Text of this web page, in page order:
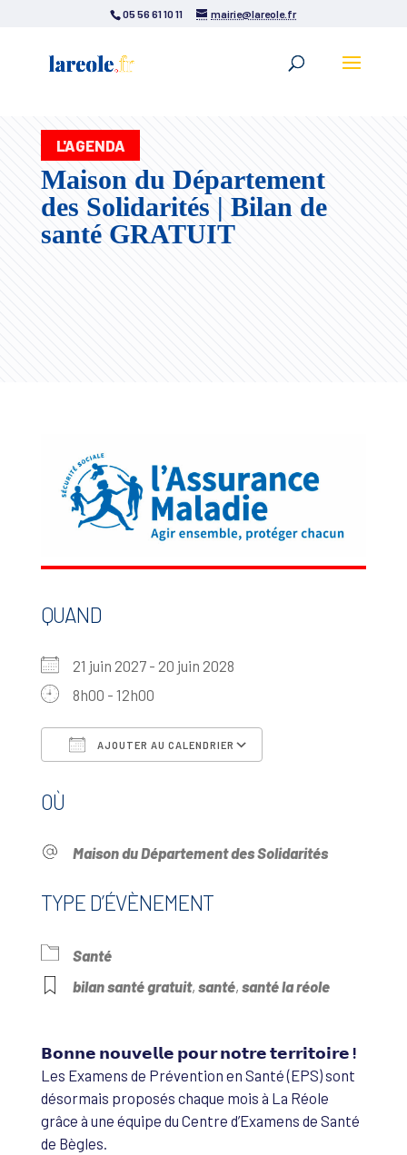
05 56 61 10 11 mairie@lareole.fr
L'AGENDA
Maison du Département
des Solidarités | Bilan de
santé GRATUIT
QUAND
21 juin 2027 - 20 juin 2028
8h00 - 12h00
AJOUTER AU CALENDRIER
OÙ
Maison du Département des Solidarités
TYPE D’ÉVÈNEMENT
Santé
bilan santé gratuit, santé, santé la réole
𝗕𝗼𝗻𝗻𝗲 𝗻𝗼𝘂𝘃𝗲𝗹𝗹𝗲 𝗽𝗼𝘂𝗿 𝗻𝗼𝘁𝗿𝗲 𝘁𝗲𝗿𝗿𝗶𝘁𝗼𝗶𝗿𝗲 !
Les Examens de Prévention en Santé (EPS) sont
désormais proposés chaque mois à La Réole
grâce à une équipe du Centre d’Examens de Santé
de Bègles.